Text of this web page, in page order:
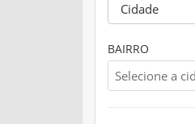
Cidade
BAIRRO